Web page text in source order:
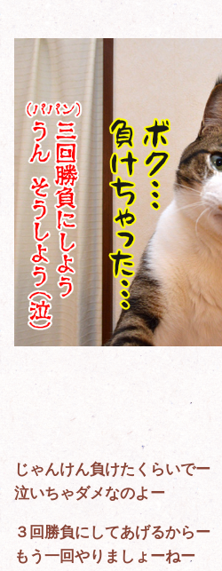
じゃんけん負けたくらいでー
泣いちゃダメなのよー
３回勝負にしてあげるからー
もう一回やりましょーねー